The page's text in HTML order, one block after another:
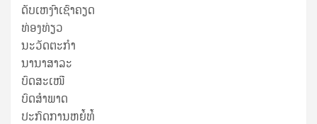
ດັບເຫງົາເຊົາຄຽດ
ທ່ອງທ່ຽວ
ນະວັດຕະກໍາ
ນານາສາລະ
ບົດສະເໜີ
ບົດສໍາພາດ
ປະກົດການຫຍໍ້ທໍ້